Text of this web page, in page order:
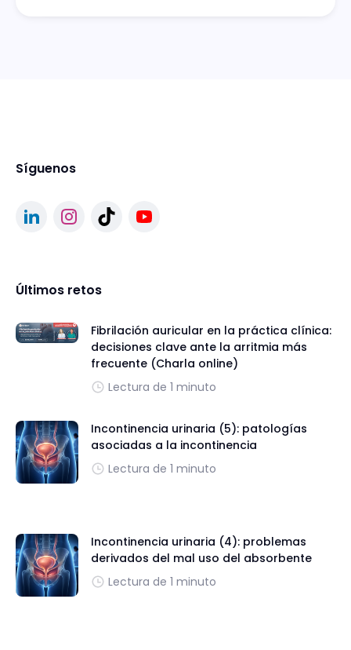
Síguenos
Últimos retos
Fibrilación auricular en la práctica clínica:
decisiones clave ante la arritmia más
frecuente (Charla online)
Lectura de 1 minuto
Incontinencia urinaria (5): patologías
asociadas a la incontinencia
Lectura de 1 minuto
Incontinencia urinaria (4): problemas
derivados del mal uso del absorbente
Lectura de 1 minuto